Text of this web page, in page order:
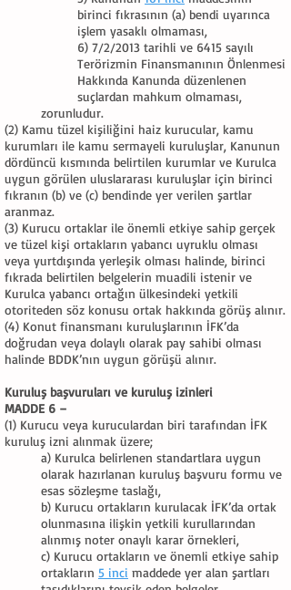
birinci fıkrasının (a) bendi uyarınca
işlem yasaklı olmaması,
6) 7/2/2013 tarihli ve 6415 sayılı
Terörizmin Finansmanının Önlenmesi
Hakkında Kanunda düzenlenen
suçlardan mahkum olmaması,
zorunludur.
(2) Kamu tüzel kişiliğini haiz kurucular, kamu
kurumları ile kamu sermayeli kuruluşlar, Kanunun
dördüncü kısmında belirtilen kurumlar ve Kurulca
uygun görülen uluslararası kuruluşlar için birinci
fıkranın (b) ve (c) bendinde yer verilen şartlar
aranmaz.
(3) Kurucu ortaklar ile önemli etkiye sahip gerçek
ve tüzel kişi ortakların yabancı uyruklu olması
veya yurtdışında yerleşik olması halinde, birinci
fıkrada belirtilen belgelerin muadili istenir ve
Kurulca yabancı ortağın ülkesindeki yetkili
otoriteden söz konusu ortak hakkında görüş alınır.
(4) Konut finansmanı kuruluşlarının İFK’da
doğrudan veya dolaylı olarak pay sahibi olması
halinde BDDK’nın uygun görüşü alınır.
Kuruluş başvuruları ve kuruluş izinleri
MADDE 6 –
(1) Kurucu veya kuruculardan biri tarafından İFK
kuruluş izni alınmak üzere;
a) Kurulca belirlenen standartlara uygun
olarak hazırlanan kuruluş başvuru formu ve
esas sözleşme taslağı,
b) Kurucu ortakların kurulacak İFK’da ortak
olunmasına ilişkin yetkili kurullarından
alınmış noter onaylı karar örnekleri,
c) Kurucu ortakların ve önemli etkiye sahip
ortakların 5 inci maddede yer alan şartları